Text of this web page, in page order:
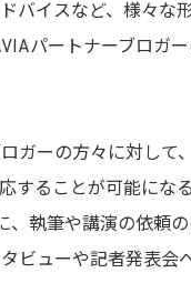
イスなど、様々な
パートナーブロガ
ーの方々に対して
することが可能に
執筆や講演の依頼
ューや記者発表会